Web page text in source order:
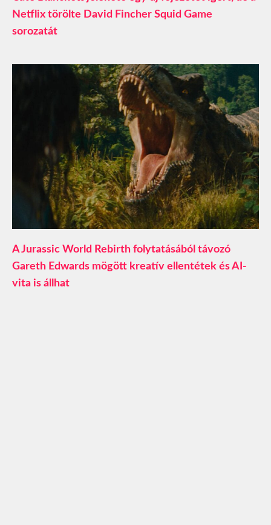
Netflix törölte David Fincher Squid Game
sorozatát
A Jurassic World Rebirth folytatásából távozó
Gareth Edwards mögött kreatív ellentétek és AI-
vita is állhat